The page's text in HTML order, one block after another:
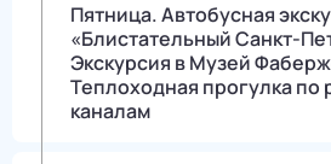
Пятница. Автобусная
«Блистательный Санкт-
Экскурсия в Музей
Теплоходная прогулка по
каналам